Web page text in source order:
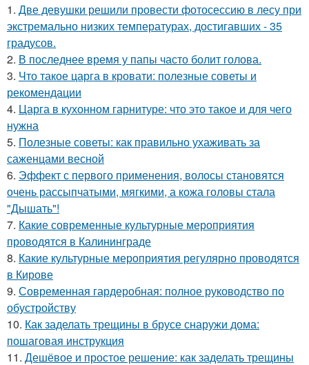
1. Две девушки решили провести фотосессию в лесу при
экстремально низких температурах, достигавших - 35
градусов.
2. В последнее время у папы часто болит голова.
3. Что такое царга в кровати: полезные советы и
рекомендации
4. Царга в кухонном гарнитуре: что это такое и для чего
нужна
5. Полезные советы: как правильно ухаживать за
саженцами весной
6. Эффект с первого применения, волосы становятся
очень рассыпчатыми, мягкими, а кожа головы стала
"Дышать"!
7. Какие современные культурные мероприятия
проводятся в Калининграде
8. Какие культурные мероприятия регулярно проводятся
в Кирове
9. Современная гардеробная: полное руководство по
обустройству
10. Как заделать трещины в брусе снаружи дома:
пошаговая инструкция
11. Дешёвое и простое решение: как заделать трещины